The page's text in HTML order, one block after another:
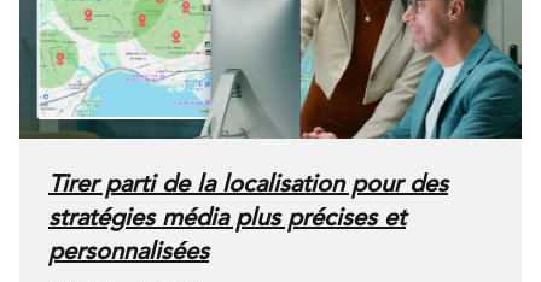
Tirer parti de la localisation pour des
stratégies média plus précises et
personnalisées